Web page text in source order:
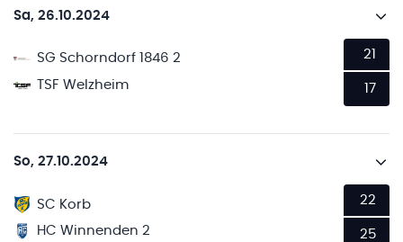
Sa, 26.10.2024
SG Schorndorf 1846 2
TSF Welzheim
21
17
So, 27.10.2024
SC Korb
HC Winnenden 2
22
25